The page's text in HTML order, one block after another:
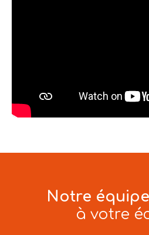
Notre
à votre